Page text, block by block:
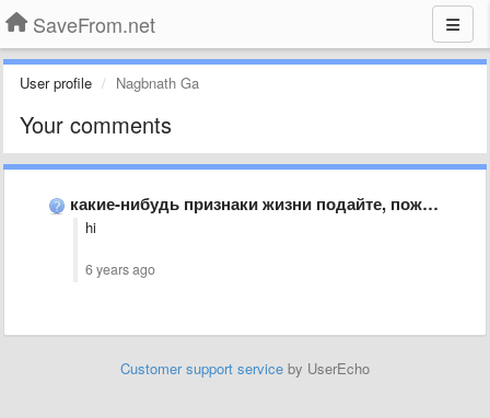
SaveFrom.net
User profile Nagbnath Ga
Your comments
какие-нибудь признаки жизни подайте, пожалуйста. когда загрузка в инсте заработает?
hi
6 years ago
Customer support service by UserEcho